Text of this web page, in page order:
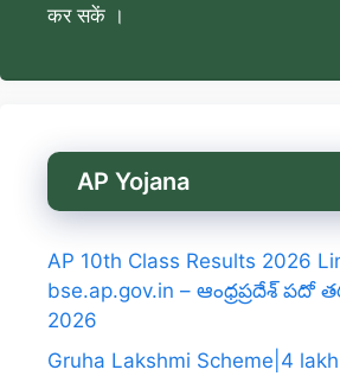
कर सकें ।
AP Yojana
AP 10th Class Results 2026
bse.ap.gov.in – ఆంధ్రప్రదేశ్ పదో
2026
Gruha Lakshmi Scheme|4